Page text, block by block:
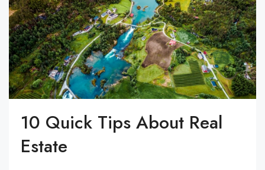
10 Quick Tips About Real
Estate